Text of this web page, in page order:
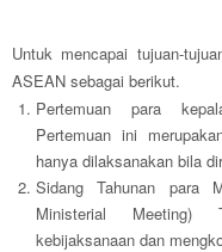
Untuk mencapai tujuan-
ASEAN sebagai berikut.
Pertemuan para
Pertemuan ini
hanya dilaksanakan bila
Sidang Tahunan para
Ministerial Meeting)
kebijaksanaan dan